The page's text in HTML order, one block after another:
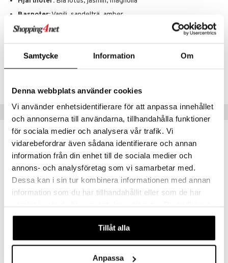
Samtycke Information Om
Denna webbplats använder cookies
Vi använder enhetsidentifierare för att anpassa innehållet
och annonserna till användarna, tillhandahålla funktioner
för sociala medier och analysera vår trafik. Vi
vidarebefordrar även sådana identifierare och annan
information från din enhet till de sociala medier och
annons- och analysföretag som vi samarbetar med.
Dessa kan i sin tur kombinera informationen med annan
information som du har tillhandahållit eller som de har
våra cookies vid fortsatt användande av vår webbplats.
Tillåt alla
Anpassa
Basnoter:Vanilj, sandelträ, amber
CGSSZ-GS-250-XX-XX
Populära produkter
Clean Whipped Vanilla - Hair & Body Perfume Mist Eau Vitaminée - Eau de toilette